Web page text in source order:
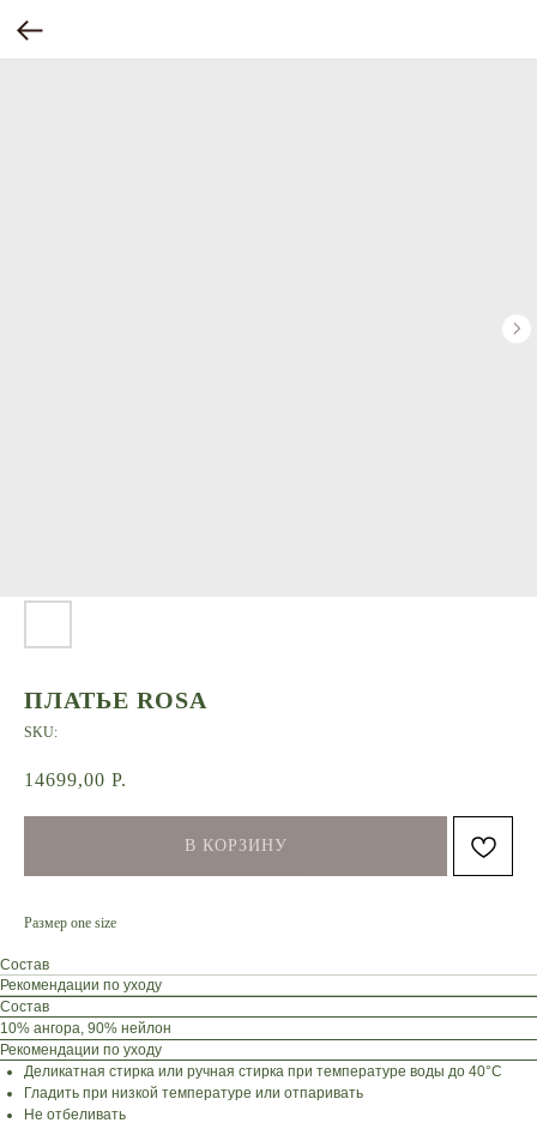
ПЛАТЬЕ ROSA
SKU:
14699,00 Р.
В КОРЗИНУ
Размер one size
Состав
Рекомендации по уходу
Состав
10% ангора, 90% нейлон
Рекомендации по уходу
Деликатная стирка или ручная стирка при температуре воды до 40°C
Гладить при низкой температуре или отпаривать
Не отбеливать